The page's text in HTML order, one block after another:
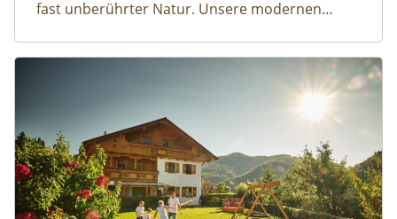
fast unberührter Natur. Unsere modernen
eigenen Gästehaus direkt am Hof. Für unsere
kleinen Besucher haben wir einen Spielplatz vor
dem Haus sowie viele Tretfahrzeuge. Für noch
mehr Einsamkeit empfehlen wir unser ruhigen
Ecken am Hofgelände bzw. die unzählichen
Wander- und Spazierwege in unserem Tal.
Urlaub am Bauernhof: Erlebnis- & Familienbauernhof